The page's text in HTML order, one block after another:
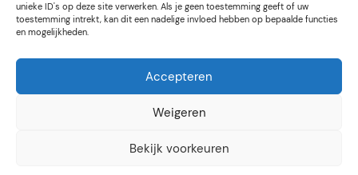
unieke ID's op deze site verwerken. Als je geen toestemming geeft of uw
toestemming intrekt, kan dit een nadelige invloed hebben op bepaalde functies
en mogelijkheden.
Accepteren
Weigeren
Bekijk voorkeuren